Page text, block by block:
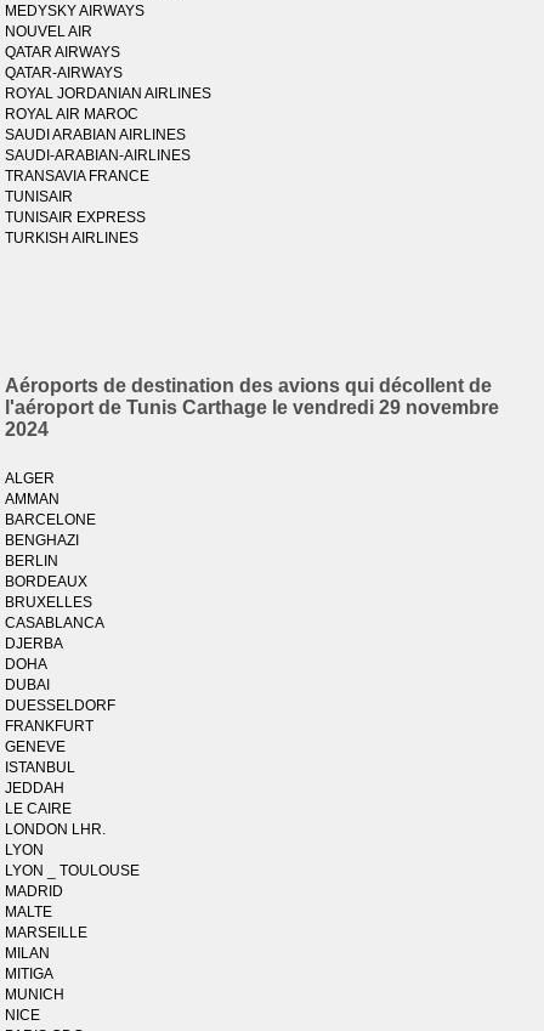
MEDYSKY AIRWAYS
NOUVEL AIR
QATAR AIRWAYS
QATAR-AIRWAYS
ROYAL JORDANIAN AIRLINES
ROYAL AIR MAROC
SAUDI ARABIAN AIRLINES
SAUDI-ARABIAN-AIRLINES
TRANSAVIA FRANCE
TUNISAIR
TUNISAIR EXPRESS
TURKISH AIRLINES
Aéroports de destination des avions qui décollent de
l'aéroport de Tunis Carthage le vendredi 29 novembre
2024
ALGER
AMMAN
BARCELONE
BENGHAZI
BERLIN
BORDEAUX
BRUXELLES
CASABLANCA
DJERBA
DOHA
DUBAI
DUESSELDORF
FRANKFURT
GENEVE
ISTANBUL
JEDDAH
LE CAIRE
LONDON LHR.
LYON
LYON _ TOULOUSE
MADRID
MALTE
MARSEILLE
MILAN
MITIGA
MUNICH
NICE